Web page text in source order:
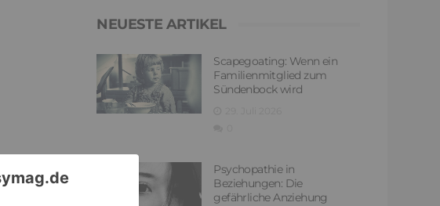
NEUESTE ARTIKEL
Scapegoating: Wenn ein
Familienmitglied zum
Sündenbock wird
Psychopathie in
Beziehungen: Die
gefährliche Anziehung